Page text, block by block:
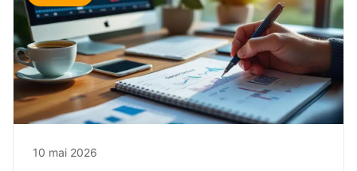
10 mai 2026